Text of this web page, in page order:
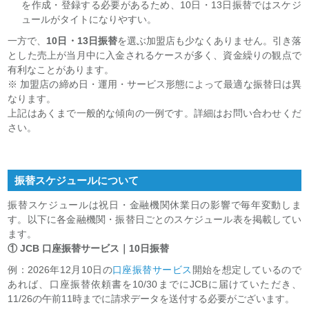
を作成・登録する必要があるため、10日・13日振替ではスケジ
ュールがタイトになりやすい。
一方で、 10日・13日振替を選ぶ加盟店も少なくありません。引き落
とした売上が当月中に入金されるケースが多く、資金繰りの観点で
有利なことがあります。
※ 加盟店の締め日・運用・サービス形態によって最適な振替日は異
なります。
上記はあくまで一般的な傾向の一例です。詳細はお問い合わせくだ
さい。
振替スケジュールについて
振替スケジュールは祝日・金融機関休業日の影響で毎年変動しま
す。以下に各金融機関・振替日ごとのスケジュール表を掲載してい
ます。
① JCB 口座振替サービス｜10日振替
例：2026年12月10日の口座振替サービス 開始を想定しているので
あれば、口座振替依頼書を10/30までにJCBに届けていただき、
11/26の午前11時までに請求データを送付する必要がございます。